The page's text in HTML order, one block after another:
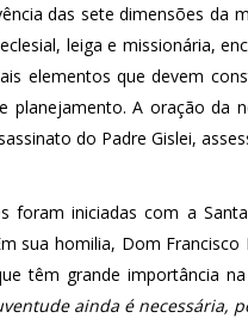
das sete dimensões da
leiga e missionária,
elementos que devem
planejamento. A oração
do Padre Gislei,
foram iniciadas com a
sua homilia, Dom
têm grande importância
ainda é necessária,